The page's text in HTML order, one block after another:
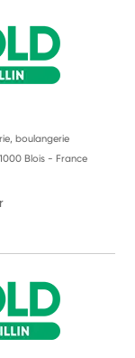
boulangerie
Blois - France